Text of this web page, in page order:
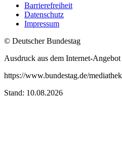
Barrierefreiheit
Datenschutz
Impressum
© Deutscher Bundestag
Ausdruck aus dem Internet-
https://www.bundestag.de/
Stand: 10.08.2026